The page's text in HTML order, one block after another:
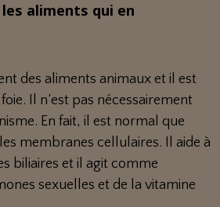
aliments qui en
des aliments animaux et il est
Il n’est pas nécessairement
En fait, il est normal que
membranes cellulaires. Il aide à
biliaires et il agit comme
sexuelles et de la vitamine